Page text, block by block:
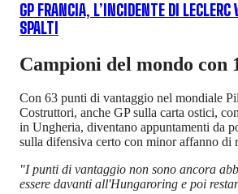
GP FRANCIA, L’INCIDENTE DI LECLERC
SPALTI
Campioni del mondo con
Con 63 punti di vantaggio nel mondiale
Costruttori, anche GP sulla carta ostici,
in Ungheria, diventano appuntamenti da
sulla difensiva certo con minor affanno di
"I punti di vantaggio non sono ancora
essere davanti all'Hungaroring e poi